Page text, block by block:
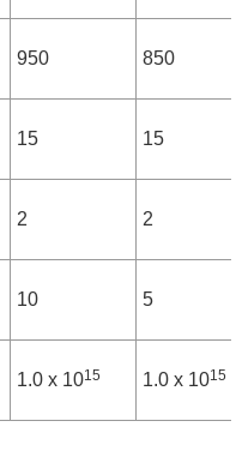
950 850
15 15
2 2
10 5
1.0 x 1015 1.0 x 1015